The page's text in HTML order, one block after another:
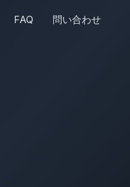
FAQ 問い合わせ